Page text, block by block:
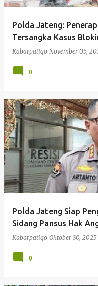
Polda Jateng:
Tersangka Kasus
Kabarpatigo November 05,
0
Polda Jateng Siap
Sidang Pansus Hak
Kabarpatigo Oktober 30, 2025
0